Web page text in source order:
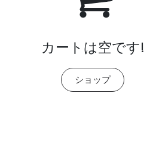
カートは空です!
ショップ